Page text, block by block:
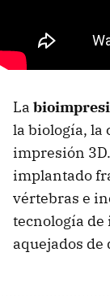
La
la biología, la
impresión
implantado
vértebras e
tecnología
aquejados